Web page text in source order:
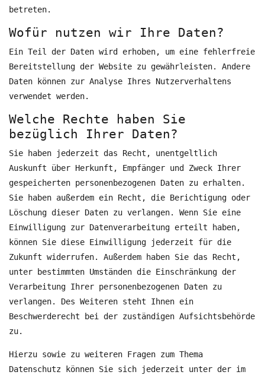
betreten.
Wofür nutzen wir Ihre Daten?
Ein Teil der Daten wird erhoben, um eine fehlerfreie
Bereitstellung der Website zu gewährleisten. Andere
Daten können zur Analyse Ihres Nutzerverhaltens
verwendet werden.
Welche Rechte haben Sie
bezüglich Ihrer Daten?
Sie haben jederzeit das Recht, unentgeltlich
Auskunft über Herkunft, Empfänger und Zweck Ihrer
gespeicherten personenbezogenen Daten zu erhalten.
Sie haben außerdem ein Recht, die Berichtigung oder
Löschung dieser Daten zu verlangen. Wenn Sie eine
Einwilligung zur Datenverarbeitung erteilt haben,
können Sie diese Einwilligung jederzeit für die
Zukunft widerrufen. Außerdem haben Sie das Recht,
unter bestimmten Umständen die Einschränkung der
Verarbeitung Ihrer personenbezogenen Daten zu
verlangen. Des Weiteren steht Ihnen ein
Beschwerderecht bei der zuständigen Aufsichtsbehörde
zu.
Hierzu sowie zu weiteren Fragen zum Thema
Datenschutz können Sie sich jederzeit unter der im